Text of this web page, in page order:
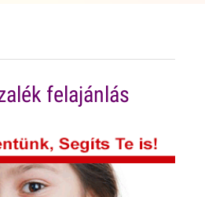
felajánlás